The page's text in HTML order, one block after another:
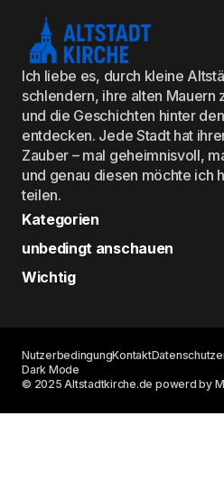
Ich liebe es, durch kleine
schlendern, ihre alten Mauern
und die Geschichten hinter
entdecken. Jede Stadt hat
Zauber – mal geheimnisvoll,
und genau diesen möchte ich
teilen.
Kategorien
unbedingt anschauen
Wichtig
© 2025 Altstadtkirche.de powerd by
NutzerbedingungKontakt
Dark Mode